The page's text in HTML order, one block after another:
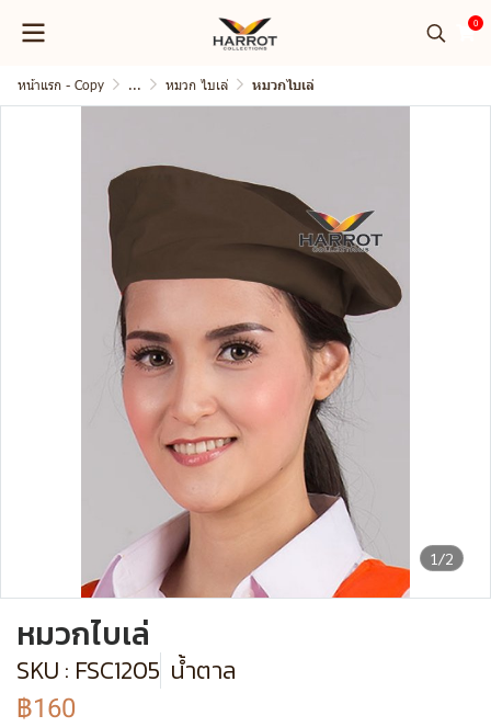
0
หน้าแรก - Copy ... หมวก ไบเล่ หมวกไบเล่
1/2
หมวกไบเล่
SKU : FSC1205 น้ำตาล
฿160